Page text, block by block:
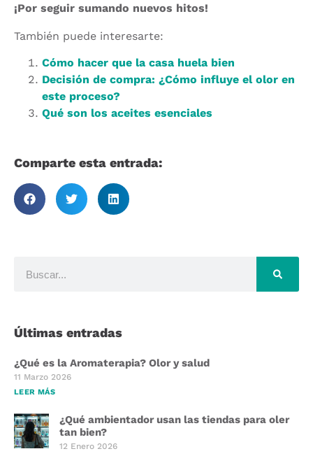
¡Por seguir sumando nuevos hitos!
También puede interesarte:
Cómo hacer que la casa huela bien
Decisión de compra: ¿Cómo influye el olor en
este proceso?
Qué son los aceites esenciales
Comparte esta entrada:
Últimas entradas
¿Qué es la Aromaterapia? Olor y salud
11 Marzo 2026
LEER MÁS
¿Qué ambientador usan las tiendas para oler
tan bien?
12 Enero 2026